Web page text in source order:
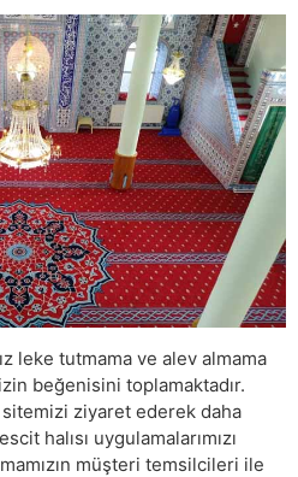
leke tutmama ve alev almama
beğenisini toplamaktadır.
ziyaret ederek daha
halısı uygulamalarımızı
müşteri temsilcileri ile